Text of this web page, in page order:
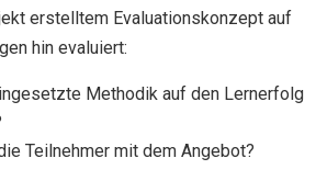
erstelltem Evaluationskonzept auf
hin evaluiert:
Methodik auf den Lernerfolg
Teilnehmer mit dem Angebot?